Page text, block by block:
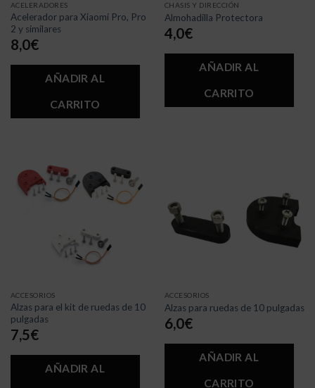
ACELERADORES
Acelerador para Xiaomi Pro, Pro
2 y similares
8,0€
AÑADIR AL
CARRITO
CHASIS Y DIRECCIÓN
Almohadilla Protectora
4,0€
AÑADIR AL
CARRITO
ACCESORIOS
Alzas para el kit de ruedas de 10
pulgadas
7,5€
AÑADIR AL
ACCESORIOS
Alzas para ruedas de 10 pulgadas
6,0€
AÑADIR AL
CARRITO